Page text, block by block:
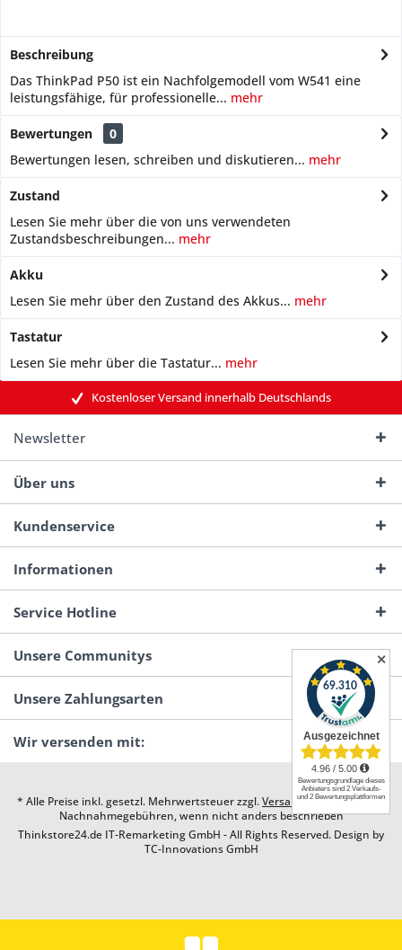
Beschreibung
Das ThinkPad P50 ist ein Nachfolgemodell vom W541 eine
leistungsfähige, für professionelle... mehr
Bewertungen
0
Bewertungen lesen, schreiben und diskutieren... mehr
Zustand
Lesen Sie mehr über die von uns verwendeten
Zustandsbeschreibungen... mehr
Akku
Lesen Sie mehr über den Zustand des Akkus... mehr
Tastatur
Lesen Sie mehr über die Tastatur... mehr
Kostenloser Versand innerhalb Deutschlands
Newsletter
Über uns
Kundenservice
Informationen
Service Hotline
Unsere Communitys
Unsere Zahlungsarten
Wir versenden mit:
* Alle Preise inkl. gesetzl. Mehrwertsteuer zzgl.Versandkostenund ggf.
Nachnahmegebühren, wenn nicht anders beschrieben
Thinkstore24.de IT-Remarketing GmbH - All Rights Reserved. Design by
TC-Innovations GmbH
✕